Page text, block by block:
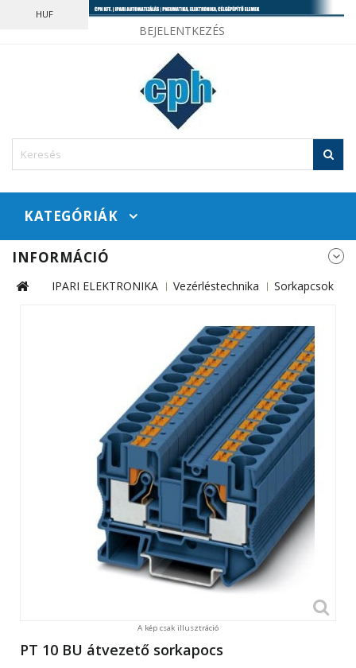
BEJELENTKEZÉS
HUF
KATEGÓRIÁK
INFORMÁCIÓ
IPARI ELEKTRONIKA Vezérléstechnika Sorkapcsok
A kép csak illusztráció
PT 10 BU átvezető sorkapocs